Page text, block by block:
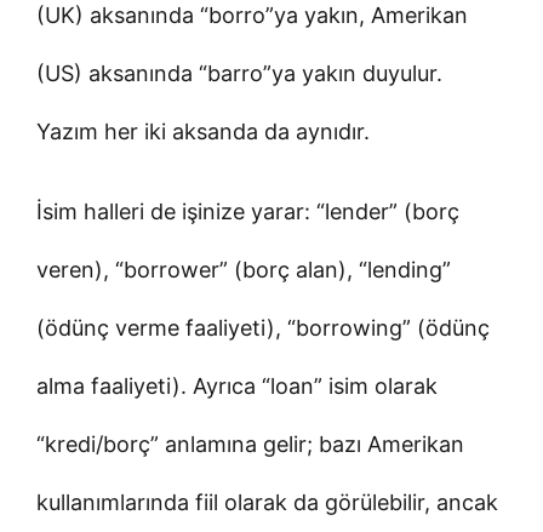
(UK) aksanında “borro”ya yakın, Amerikan
(US) aksanında “barro”ya yakın duyulur.
Yazım her iki aksanda da aynıdır.
İsim halleri de işinize yarar: “lender” (borç
veren), “borrower” (borç alan), “lending”
(ödünç verme faaliyeti), “borrowing” (ödünç
alma faaliyeti). Ayrıca “loan” isim olarak
“kredi/borç” anlamına gelir; bazı Amerikan
kullanımlarında fiil olarak da görülebilir, ancak